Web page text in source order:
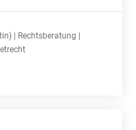
| Rechtsberatung |